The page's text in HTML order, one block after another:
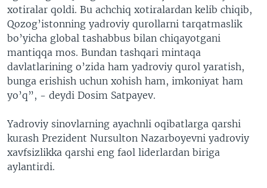
xotiralar qoldi. Bu achchiq xotiralardan kelib chiqib,
Qozog’istonning yadroviy qurollarni tarqatmaslik
bo’yicha global tashabbus bilan chiqayotgani
mantiqqa mos. Bundan tashqari mintaqa
davlatlarining o’zida ham yadroviy qurol yaratish,
bunga erishish uchun xohish ham, imkoniyat ham
yo’q”, - deydi Dosim Satpayev.
Yadroviy sinovlarning ayachnli oqibatlarga qarshi
kurash Prezident Nursulton Nazarboyevni yadroviy
xavfsizlikka qarshi eng faol liderlardan biriga
aylantirdi.